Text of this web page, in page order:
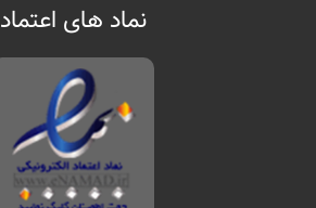
نماد های اعتماد